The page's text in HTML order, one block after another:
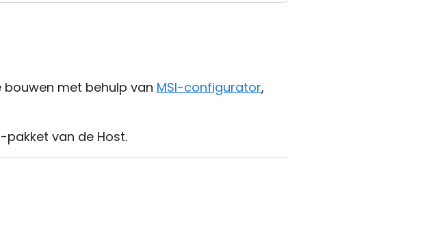
met behulp van MSI-configurator,
van de Host.